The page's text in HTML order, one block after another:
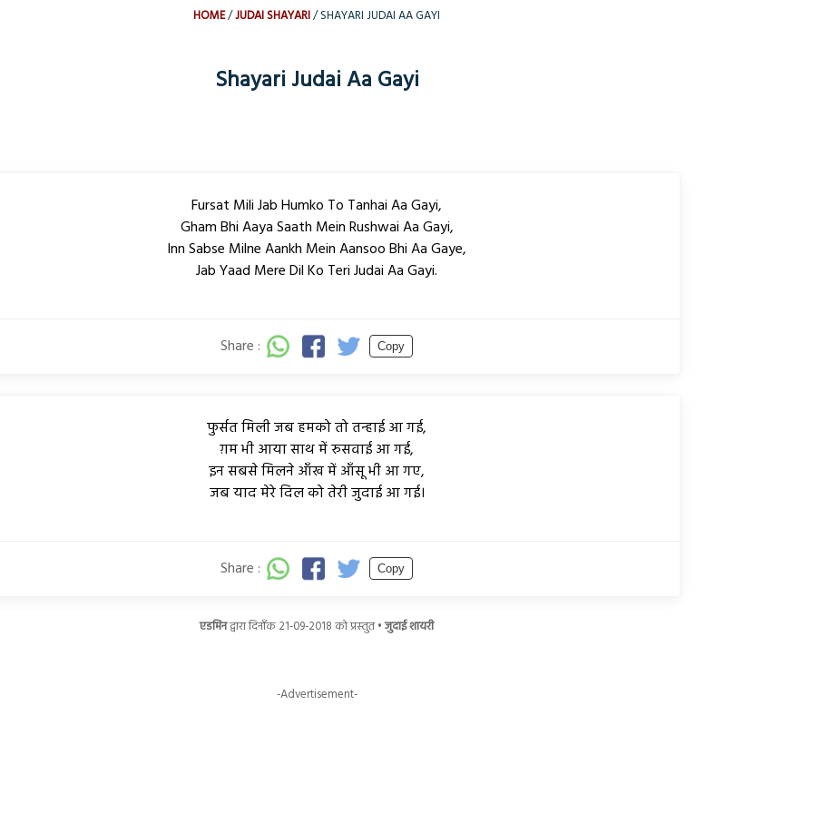
HOME JUDAI SHAYARI SHAYARI JUDAI AA GAYI
Shayari Judai Aa Gayi
Fursat Mili Jab Humko To Tanhai Aa Gayi,
Gham Bhi Aaya Saath Mein Rushwai Aa Gayi,
Inn Sabse Milne Aankh Mein Aansoo Bhi Aa Gaye,
Jab Yaad Mere Dil Ko Teri Judai Aa Gayi.
Share : Copy
फुर्सत मिली जब हमको तो तन्हाई आ गई,
ग़म भी आया साथ में रुसवाई आ गई,
इन सबसे मिलने आँख में आँसू भी आ गए,
जब याद मेरे दिल को तेरी जुदाई आ गई।
Share : Copy
एडमिनद्वारा दिनाँक 21-09-2018 को प्रस्तुत •जुदाई शायरी
-Advertisement-